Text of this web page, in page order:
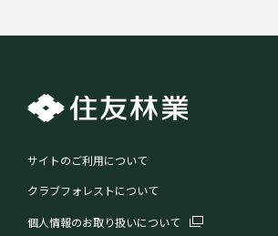
サイトのご利用について
クラブフォレストについて
個人情報のお取り扱いについて